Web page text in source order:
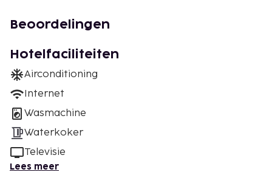
Beoordelingen
Hotelfaciliteiten
Airconditioning
Internet
Wasmachine
Waterkoker
Televisie
Lees meer